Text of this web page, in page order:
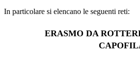
In particolare si elencano le seguenti reti:
ERASMO DA